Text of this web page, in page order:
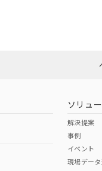
ダウンロードはこちら
（日本ソリュ
解決提案
事例
イベント
現場デー